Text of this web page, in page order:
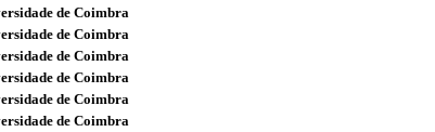
de Coimbra
de Coimbra
de Coimbra
de Coimbra
de Coimbra
de Coimbra